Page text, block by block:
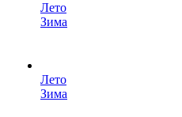
Лето
Зима
Лето
Зима